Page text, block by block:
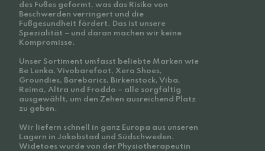
des Fußes geformt, was das Risiko von
Beschwerden verringert und die
Fußgesundheit fördert. Das ist unsere
Spezialität – und daran machen wir keine
Kompromisse.
Unser Sortiment umfasst beliebte Marken wie
Be Lenka, Vivobarefoot, Xero Shoes,
Groundies, Barebarics, Birkenstock, Viba,
Reima, Altra und Froddo – alle sorgfältig
ausgewählt, um den Zehen ausreichend Platz
zu geben.
Wir liefern schnell in ganz Europa aus unseren
Lagern in Jakobstad und Südschweden.
Widetoes wurde von der Physiotherapeutin